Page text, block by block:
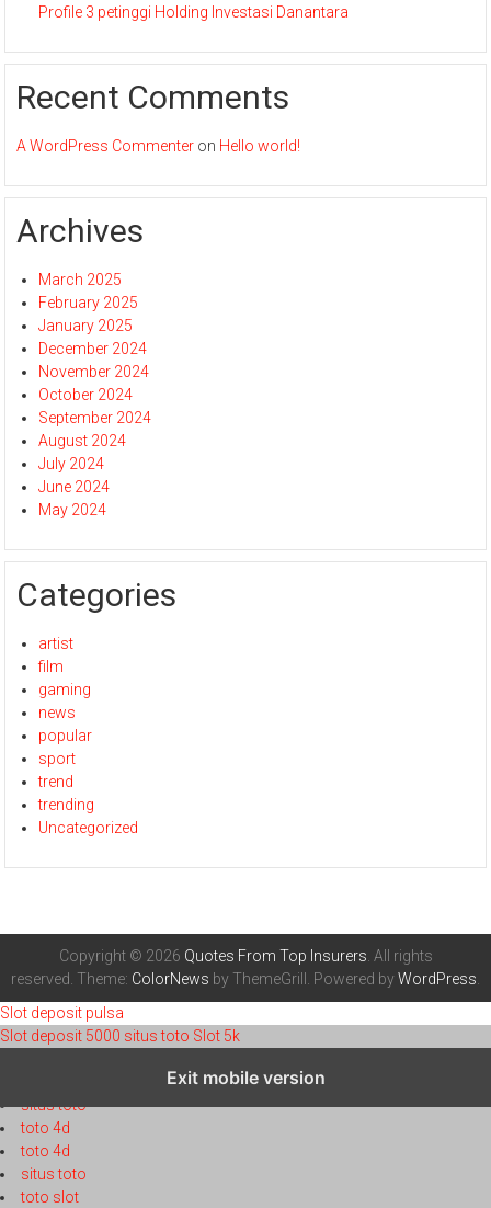
Profile 3 petinggi Holding Investasi Danantara
Recent Comments
A WordPress Commenter on Hello world!
Archives
March 2025
February 2025
January 2025
December 2024
November 2024
October 2024
September 2024
August 2024
July 2024
June 2024
May 2024
Categories
artist
film
gaming
news
popular
sport
trend
trending
Uncategorized
Copyright © 2026 Quotes From Top Insurers . All rights
reserved. Theme: ColorNews by ThemeGrill. Powered byWordPress
Slot deposit pulsa
Slot deposit 5000 situs toto Slot 5k
Exit mobile version
situs toto
toto 4d
toto 4d
situs toto
toto slot